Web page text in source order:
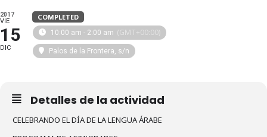
2017
VIE
15
DIC
COMPLETED
10:00 am - 2:00 am (GMT+00:00)
Palos de la Frontera, s/n
Detalles de la actividad
CELEBRANDO EL DÍA DE LA LENGUA ÁRABE